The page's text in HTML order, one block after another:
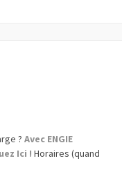
? Avec ENGIE
Ici ! Horaires (quand